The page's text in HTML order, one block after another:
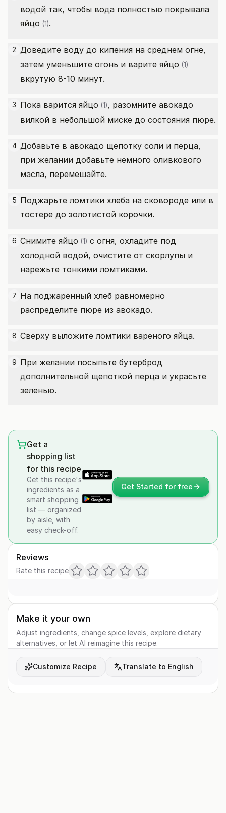
водой так, чтобы вода полностью покрывала
яйцо (1).
2 Доведите воду до кипения на среднем огне,
затем уменьшите огонь и варите яйцо (1)
вкрутую 8-10 минут.
3 Пока варится яйцо (1), разомните авокадо
вилкой в небольшой миске до состояния пюре.
4 Добавьте в авокадо щепотку соли и перца,
при желании добавьте немного оливкового
масла, перемешайте.
5 Поджарьте ломтики хлеба на сковороде или в
тостере до золотистой корочки.
6 Снимите яйцо (1) с огня, охладите под
холодной водой, очистите от скорлупы и
нарежьте тонкими ломтиками.
7 На поджаренный хлеб равномерно
распределите пюре из авокадо.
8 Сверху выложите ломтики вареного яйца.
9 При желании посыпьте бутерброд
дополнительной щепоткой перца и украсьте
зеленью.
Get a
shopping list
for this recipe
Get this recipe's
ingredients as a
smart shopping
list — organized
by aisle, with
easy check-off.
Get Started for free
Reviews
Rate this recipe
Make it your own
Adjust ingredients, change spice levels, explore dietary
alternatives, or let AI reimagine this recipe.
Customize Recipe Translate to English